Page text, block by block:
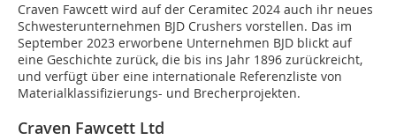
Craven Fawcett wird auf der Ceramitec 2024 auch ihr neues
Schwesterunternehmen BJD Crushers vorstellen. Das im
September 2023 erworbene Unternehmen BJD blickt auf
eine Geschichte zurück, die bis ins Jahr 1896 zurückreicht,
und verfügt über eine internationale Referenzliste von
Materialklassifizierungs- und Brecherprojekten.
Craven Fawcett Ltd